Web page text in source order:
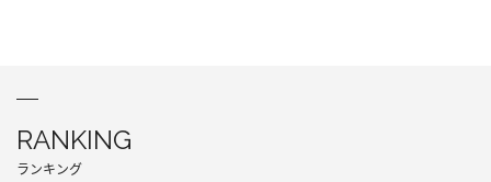
RANKING
ランキング